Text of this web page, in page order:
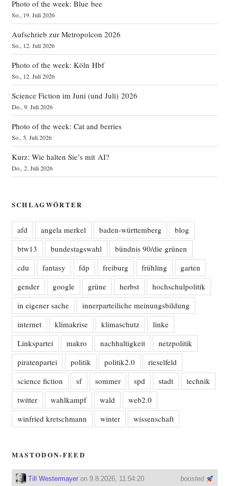
Photo of the week: Blue bee
So., 19. Juli 2026
Aufschrieb zur Metropolcon 2026
So., 12. Juli 2026
Photo of the week: Köln Hbf
So., 12. Juli 2026
Science Fiction im Juni (und Juli) 2026
Do., 9. Juli 2026
Photo of the week: Cat and berries
So., 5. Juli 2026
Kurz: Wie halten Sie’s mit AI?
Do., 2. Juli 2026
SCHLAGWÖRTER
afd angela merkel baden-württemberg
blog
btw13
bundestagswahl
bündnis 90/die grünen
cdu
fantasy fdp freiburg frühling
garten
gender
google grüne herbst
hochschulpolitik
in eigener sache
innerparteiliche meinungsbildung
internet
klimakrise klimaschutz
linke
Linkspartei
makro nachhaltigkeit
netzpolitik
piratenpartei
politik politik2.0
rieselfeld
science fiction
sf sommer spd stadt
technik
twitter
wahlkampf wald
web2.0
winfried kretschmann
winter wissenschaft
MASTODON-FEED
boosted
Till Westermayeron 9.8.2026, 11:54:20